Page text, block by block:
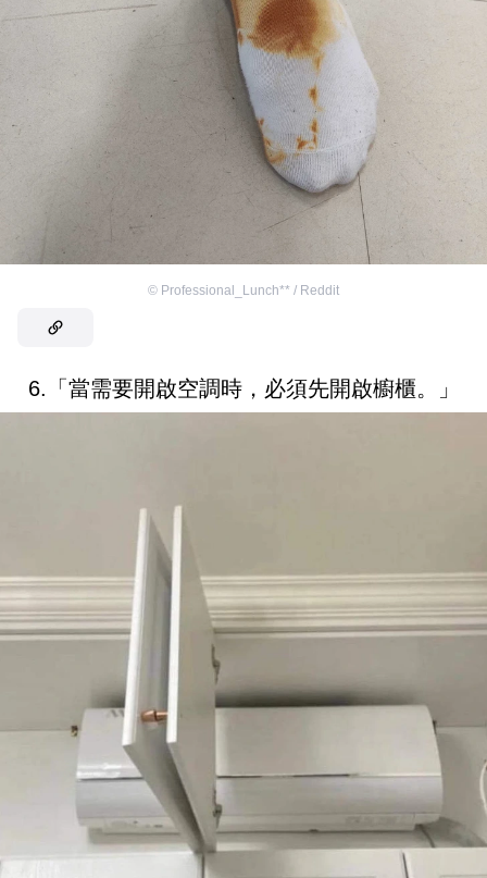
© Professional_Lunch** / Reddit
6.「當需要開啟空調時，必須先開啟櫥櫃。」